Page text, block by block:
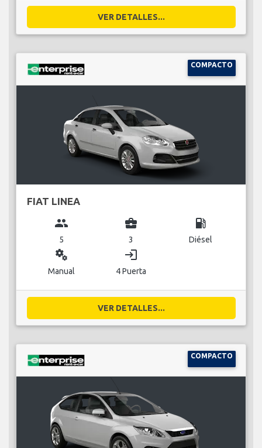
VER DETALLES...
COMPACTO
FIAT LINEA
group
5
business_center
3
local_gas_station
Diésel
miscellaneous_services
Manual
login
4 Puerta
VER DETALLES...
COMPACTO